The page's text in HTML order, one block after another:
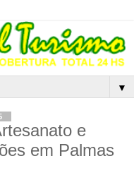
▼
e
em Palmas